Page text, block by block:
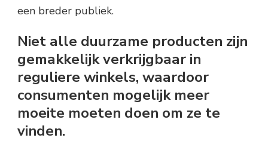
een breder publiek.
Niet alle duurzame producten zijn
gemakkelijk verkrijgbaar in
reguliere winkels, waardoor
consumenten mogelijk meer
moeite moeten doen om ze te
vinden.